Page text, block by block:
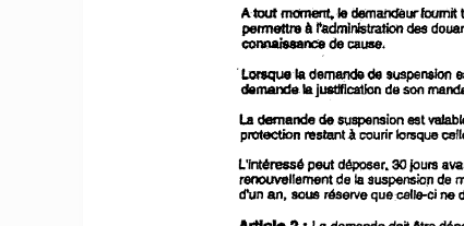
Atout moment,le demandèurfouniit
perrnettre à radrnlnlstration des
connaissance decause•
.Lorsquela demandede suspenaion
.mande la justlflcatlon de son
La demande de suspension est
protection restant à courirlorsque
L'intéressé peut déposer. 30 joUl'S
renouvellement de la suspensIo.n de
d'un an, sous rés8IVe que:eelle-cl ne